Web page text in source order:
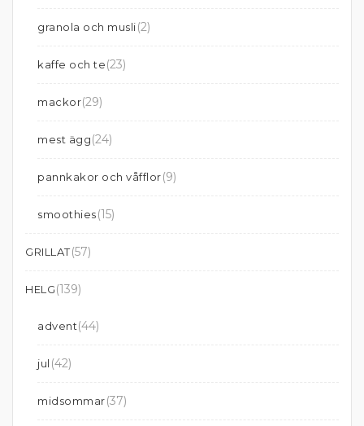
granola och musli(2)
kaffe och te(23)
mackor(29)
mest ägg(24)
pannkakor och våfflor(9)
smoothies(15)
GRILLAT(57)
HELG(139)
advent(44)
jul (42)
midsommar(37)